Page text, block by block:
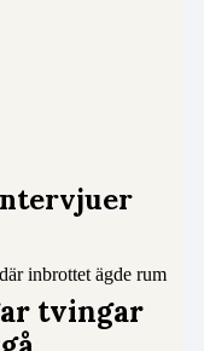
tvingar